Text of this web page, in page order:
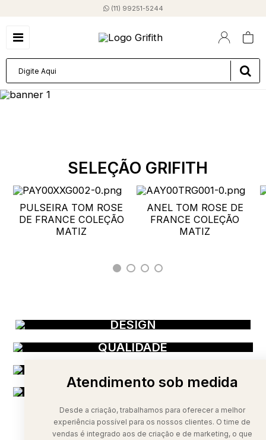
(11) 99251-5244
SELEÇÃO GRIFITH
PULSEIRA TOM ROSE
DE FRANCE COLEÇÃO
MATIZ
ANEL TOM ROSE DE
FRANCE COLEÇÃO
MATIZ
DESIGN
QUALIDADE
TRADIÇÃO
Atendimento sob medida
Desde a criação, trabalhamos para oferecer a melhor
experiência possível para os nossos clientes. O time de
vendas é integrado aos de criação e de marketing, o que